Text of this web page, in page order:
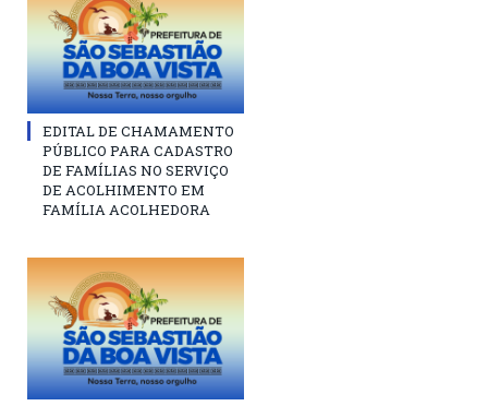
EDITAL DE CHAMAMENTO
PÚBLICO PARA CADASTRO
DE FAMÍLIAS NO SERVIÇO
DE ACOLHIMENTO EM
FAMÍLIA ACOLHEDORA